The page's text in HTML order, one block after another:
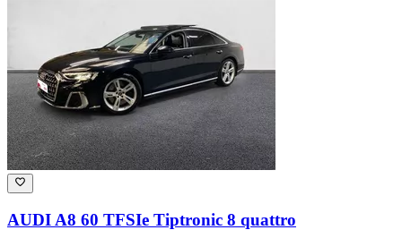
AUDI A8 60 TFSIe Tiptronic 8 quattro